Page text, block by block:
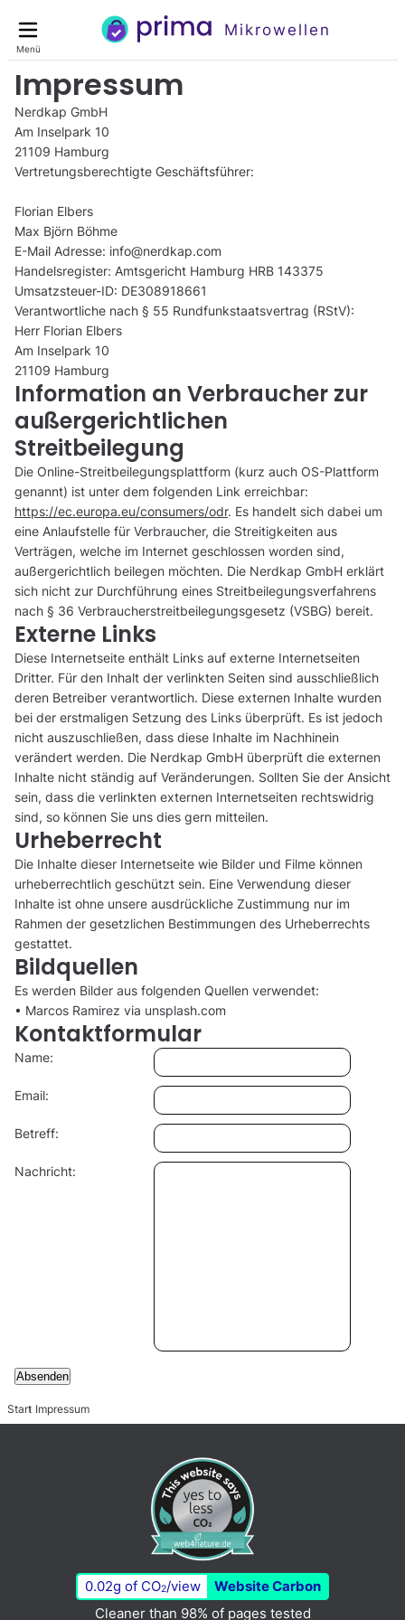
Menü
Mikrowellen
Impressum
Vertretungsberechtigte Geschäftsführer:
E-Mail Adresse:
Handelsregister:
Umsatzsteuer-ID:
Verantwortliche nach § 55 Rundfunkstaatsvertrag (RStV):
Herr
Information an Verbraucher zur
außergerichtlichen
Streitbeilegung
Die Online-Streitbeilegungsplattform (kurz auch OS-Plattform
genannt) ist unter dem folgenden Link erreichbar:
https://ec.europa.eu/consumers/odr. Es handelt sich dabei um
eine Anlaufstelle für Verbraucher, die Streitigkeiten aus
Verträgen, welche im Internet geschlossen worden sind,
außergerichtlich beilegen möchten. Die Nerdkap GmbH erklärt
sich nicht zur Durchführung eines Streitbeilegungsverfahrens
nach § 36 Verbraucherstreitbeilegungsgesetz (VSBG) bereit.
Externe Links
Diese Internetseite enthält Links auf externe Internetseiten
Dritter. Für den Inhalt der verlinkten Seiten sind ausschließlich
deren Betreiber verantwortlich. Diese externen Inhalte wurden
bei der erstmaligen Setzung des Links überprüft. Es ist jedoch
nicht auszuschließen, dass diese Inhalte im Nachhinein
verändert werden. Die Nerdkap GmbH überprüft die externen
Inhalte nicht ständig auf Veränderungen. Sollten Sie der Ansicht
sein, dass die verlinkten externen Internetseiten rechtswidrig
sind, so können Sie uns dies gern mitteilen.
Urheberrecht
Die Inhalte dieser Internetseite wie Bilder und Filme können
urheberrechtlich geschützt sein. Eine Verwendung dieser
Inhalte ist ohne unsere ausdrückliche Zustimmung nur im
Rahmen der gesetzlichen Bestimmungen des Urheberrechts
gestattet.
Bildquellen
Es werden Bilder aus folgenden Quellen verwendet:
• Marcos Ramirez via unsplash.com
Kontaktformular
Name:
Email:
Betreff:
Nachricht:
Absenden
Start Impressum
0.02g of CO2/view
Website Carbon
Cleaner than 98% of pages tested